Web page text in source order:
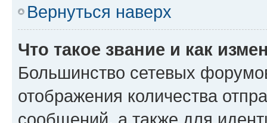
Вернуться наверх
Что такое звание и как
Большинство сетевых
отображения количества